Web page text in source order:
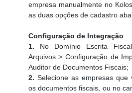
empresa manualmente no
as duas opções de cadastro
Configuração de Integração
1. No Domínio Escrita
Arquivos > Configuração de
Auditor de Documentos Fiscais;
2. Selecione as empresas que
os documentos fiscais, ou no